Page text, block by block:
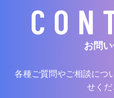
お問
各種ご質問やご相談につ
せくだ